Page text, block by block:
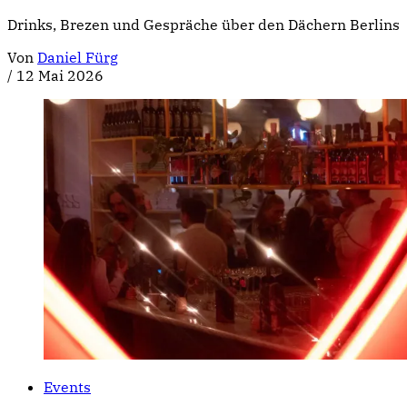
Drinks, Brezen und Gespräche über den Dächern Berlins
Von Daniel Fürg
/ 12 Mai 2026
Events